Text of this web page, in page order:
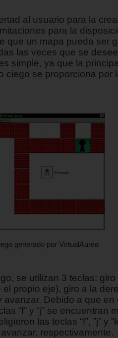
al usuario para la
para la
que un mapa pueda ser
las veces que se
simple, ya que la
ciego se proporciona por
generado por VirtualAurea
se utilizan 3 teclas: giro
el propio eje), giro a la
avanzar. Debido a que en
“f” y “j” se encuentran
las teclas “f”, ”j” y
respectivamente.